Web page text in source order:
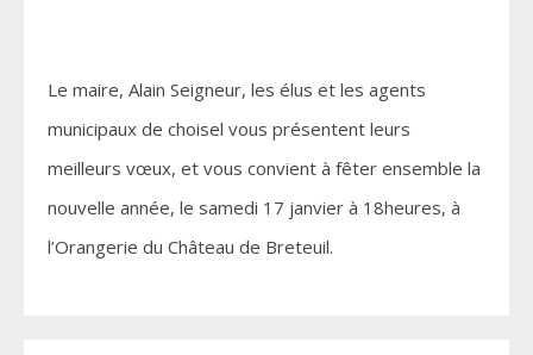
Le maire, Alain Seigneur, les élus et les agents
municipaux de choisel vous présentent leurs
meilleurs vœux, et vous convient à fêter ensemble la
nouvelle année, le samedi 17 janvier à 18heures, à
l’Orangerie du Château de Breteuil.